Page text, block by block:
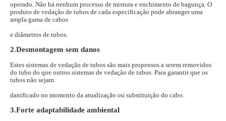
operado. Não há nenhum processo de mistura e enchimento de bagunça. O
produto de vedação de tubos de cada especificação pode abranger uma
ampla gama de cabos
e diâmetros de tubos.
2.Desmontagem sem danos
Estes sistemas de vedação de tubos são mais propensos a serem removidos
do tubo do que outros sistemas de vedação de tubos. Para garantir que os
tubos não sejam
danificado no momento da atualização ou substituição do cabo.
3.Forte adaptabilidade ambiental